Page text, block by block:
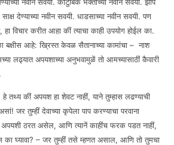
देण्याच्या नवीन सवयी. धाडसाच्या नवीन सवयी. पण
विचार करीत आहा कीं त्याचा काही उपयोग होईल का.
बक्षीस आहे: ख्रिस्त केवळ सैतानाच्या कामांचा – नाश
लढ्यात अपयशाच्या अनुभवामुळें तो आमच्यासाठीं कैवारी
हे तथ्य कीं अपयश हा शेवट नाहीं, याने तुम्हास लढण्याची
जर तुम्हीं देवाच्या कृपेला पाप करण्याचा परवाना
अपयशी ठरत असेल, आणि त्यानें काहींच फरक पडत नाहीं,
का घ्यावा? – जर तुम्हीं तसे म्हणत असाल, आणि तो तुमचा